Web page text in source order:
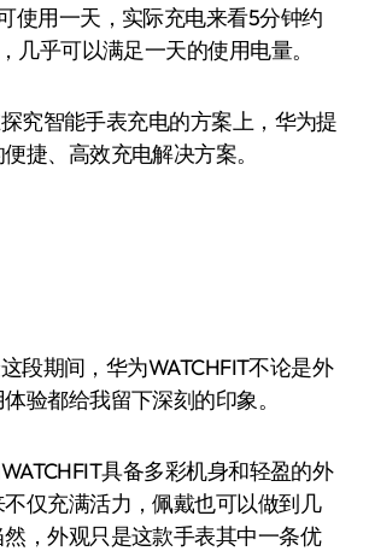
使用一天，实际充电来看5分钟约
几乎可以满足一天的使用电量。
究智能手表充电的方案上，华为提
捷、高效充电解决方案。
段期间，华为WATCHFIT不论是外
验都给我留下深刻的印象。
具备多彩机身和轻盈的外
仅充满活力，佩戴也可以做到几
，外观只是这款手表其中一条优